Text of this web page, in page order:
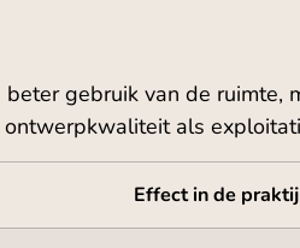
gebruik van de ruimte,
als
Effect in de